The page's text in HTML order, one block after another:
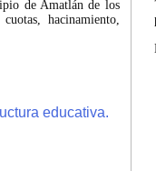
de Amatlán de los
hacinamiento,
educativa.